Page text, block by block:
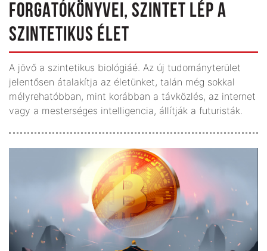
FORGATÓKÖNYVEI, SZINTET LÉP A
SZINTETIKUS ÉLET
A jövő a szin­tetikus biológiáé. Az új tudomány­terület
jelentősen átalakítja az életünket, talán még sokkal
mélyrehatóbban, mint korábban a távközlés, az internet
vagy a mesterséges intelligencia, állítják a futuristák.